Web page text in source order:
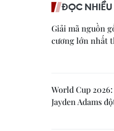
ĐỌC NHIỀU
Giải mã nguồn
cương lớn nhất
World Cup
Jayden Adams